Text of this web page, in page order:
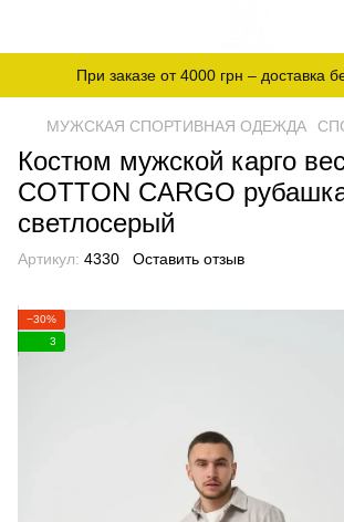
При заказе от 4000 грн – доставка
МУЖСКАЯ СПОРТИВНАЯ ОДЕЖДА
Костюм мужской карго
COTTON CARGO
светлосерый
Артикул: 4330 Оставить отзыв
−30%
3